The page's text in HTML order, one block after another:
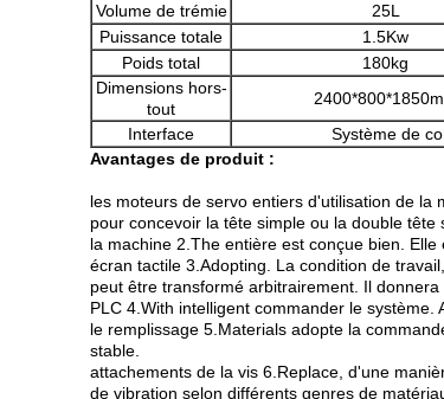
Volume de trémie
25L
Puissance totale
1.5Kw
Poids total
180kg
Dimensions hors-
tout
Interface
Système de
Avantages de produit :
les moteurs de servo entiers d'utilisation de la
pour concevoir la tête simple ou la double
la machine 2.The entière est conçue bien.
écran tactile 3.Adopting. La condition de
peut être transformé arbitrairement. Il
PLC 4.With intelligent commander le système.
le remplissage 5.Materials adopte la
stable.
attachements de la vis 6.Replace, d'une
de vibration selon différents genres de